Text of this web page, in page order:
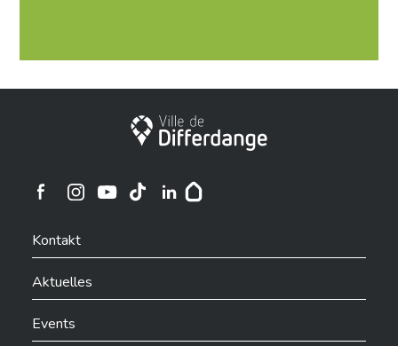
Stadt Differdingen
Ville de Differdange sur Instagram
Kontakt
Aktuelles
Events